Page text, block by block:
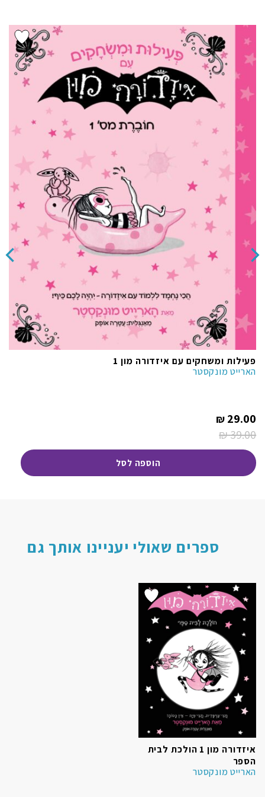
הוסף ל
WISHLIST
פעילות ומשחקים עם איזדורה מון 1
הארייט מונקסטר
39.00
₪המחיר
המקורי
29.00
₪
המחיר
הנוכחי
הוא:
הוספה לסל
ספרים שאולי יעניינו אותך גם
הוסף ל
WISHLIST
איזדורה מון 1 הולכת לבית
הספר
הארייט מונקסטר